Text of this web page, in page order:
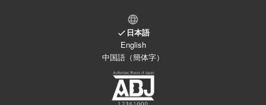
日本語
English
中国語（簡体字）